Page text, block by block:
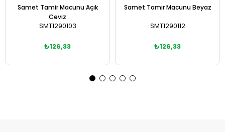
Samet Tamir Macunu Açık
Ceviz
SMT1290103
₺126,33
Samet Tamir Macunu Beyaz
SMT1290112
₺126,33